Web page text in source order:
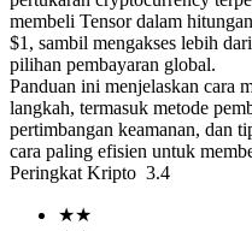
USDT Berjangka
Kontrak berjangka
membeli Tensor dalam
$1, sambil mengakses lebih
pilihan pembayaran global.
Panduan ini menjelaskan cara
langkah, termasuk metode
pertimbangan keamanan, dan
cara paling efisien untuk
Peringkat Kripto 3.4
★★